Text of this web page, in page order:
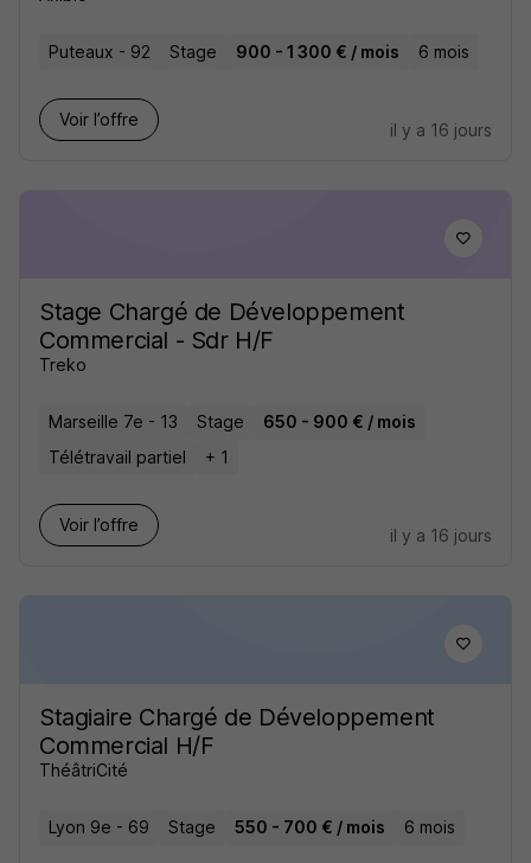
Puteaux - 92 Stage 900 - 1 300 € / mois 6 mois
Voir l’offre
il y a 16 jours
Stage Chargé de Développement
Commercial - Sdr H/F
Treko
Marseille 7e - 13 Stage
650 - 900 € / mois
Télétravail partiel
+ 1
Voir l’offre
il y a 16 jours
Stagiaire Chargé de Développement
Commercial H/F
ThéâtriCité
Lyon 9e - 69 Stage 550 - 700 € / mois 6 mois